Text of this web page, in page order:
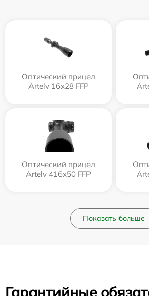
Оптический прицел
Artelv 16x28 FFP
Оптический прицел
Artelv 416x50 FFP
Показать больше
Гарантийные